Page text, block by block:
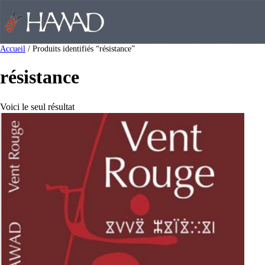
Accueil / Produits identifiés “résistance”
résistance
Voici le seul résultat